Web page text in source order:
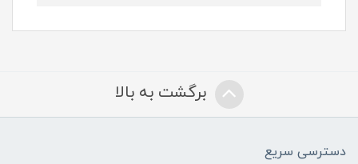
برگشت به بالا
دسترسی سریع